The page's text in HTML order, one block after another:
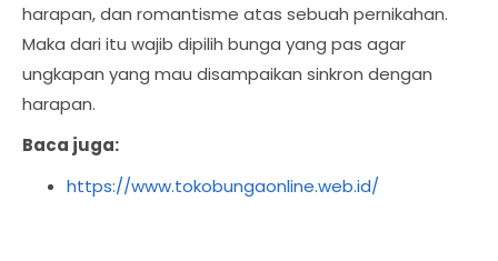
harapan, dan romantisme atas sebuah pernikahan.
Maka dari itu wajib dipilih bunga yang pas agar
ungkapan yang mau disampaikan sinkron dengan
harapan.
Baca juga:
https://www.tokobungaonline.web.id/